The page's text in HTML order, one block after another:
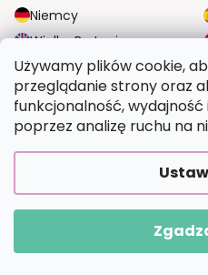
Używamy plików cookie,
przeglądanie strony oraz
funkcjonalność,
poprzez analizę ruchu na
Niemcy
Wielka Brytania
NIEZAWODNE OPCJE
BEZPIECZNE OPCJE
Opracował Shoptet